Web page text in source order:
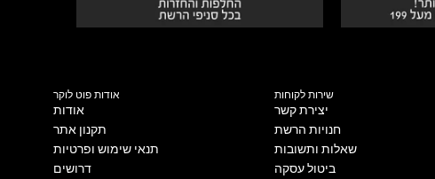
אודות פוט לוקר
אודות
תקנון אתר
תנאי שימוש ופרטיות
דרושים
שירות לקוחות
יצירת קשר
חנויות הרשת
שאלות ותשובות
ביטול עסקה